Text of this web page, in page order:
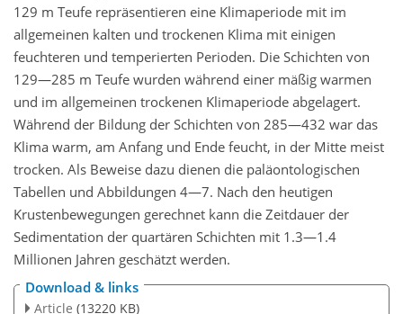
129 m Teufe repräsentieren eine Klimaperiode mit im
allgemeinen kalten und trockenen Klima mit einigen
feuchteren und temperierten Perioden. Die Schichten von
129—285 m Teufe wurden während einer mäßig warmen
und im allgemeinen trockenen Klimaperiode abgelagert.
Während der Bildung der Schichten von 285—432 war das
Klima warm, am Anfang und Ende feucht, in der Mitte meist
trocken. Als Beweise dazu dienen die paläontologischen
Tabellen und Abbildungen 4—7. Nach den heutigen
Krustenbewegungen gerechnet kann die Zeitdauer der
Sedimentation der quartären Schichten mit 1.3—1.4
Millionen Jahren geschätzt werden.
Download & links
Article (13220 KB)